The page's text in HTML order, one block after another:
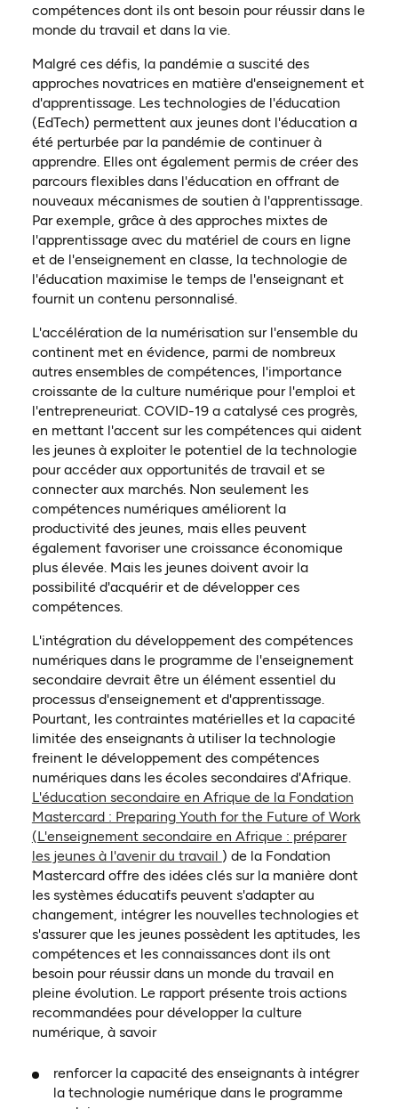
compétences dont ils ont besoin pour réussir dans le
monde du travail et dans la vie.
Malgré ces défis, la pandémie a suscité des
approches novatrices en matière d'enseignement et
d'apprentissage. Les technologies de l'éducation
(EdTech) permettent aux jeunes dont l'éducation a
été perturbée par la pandémie de continuer à
apprendre. Elles ont également permis de créer des
parcours flexibles dans l'éducation en offrant de
nouveaux mécanismes de soutien à l'apprentissage.
Par exemple, grâce à des approches mixtes de
l'apprentissage avec du matériel de cours en ligne
et de l'enseignement en classe, la technologie de
l'éducation maximise le temps de l'enseignant et
fournit un contenu personnalisé.
L'accélération de la numérisation sur l'ensemble du
continent met en évidence, parmi de nombreux
autres ensembles de compétences, l'importance
croissante de la culture numérique pour l'emploi et
l'entrepreneuriat. COVID-19 a catalysé ces progrès,
en mettant l'accent sur les compétences qui aident
les jeunes à exploiter le potentiel de la technologie
pour accéder aux opportunités de travail et se
connecter aux marchés. Non seulement les
compétences numériques améliorent la
productivité des jeunes, mais elles peuvent
également favoriser une croissance économique
plus élevée. Mais les jeunes doivent avoir la
possibilité d'acquérir et de développer ces
compétences.
L'intégration du développement des compétences
numériques dans le programme de l'enseignement
secondaire devrait être un élément essentiel du
processus d'enseignement et d'apprentissage.
Pourtant, les contraintes matérielles et la capacité
limitée des enseignants à utiliser la technologie
freinent le développement des compétences
numériques dans les écoles secondaires d'Afrique.
L'éducation secondaire en Afrique de la Fondation
Mastercard : Preparing Youth for the Future of Work
(L'enseignement secondaire en Afrique : préparer
les jeunes à l'avenir du travail ) de la Fondation
Mastercard offre des idées clés sur la manière dont
les systèmes éducatifs peuvent s'adapter au
changement, intégrer les nouvelles technologies et
s'assurer que les jeunes possèdent les aptitudes, les
compétences et les connaissances dont ils ont
besoin pour réussir dans un monde du travail en
pleine évolution. Le rapport présente trois actions
recommandées pour développer la culture
numérique, à savoir
renforcer la capacité des enseignants à intégrer
la technologie numérique dans le programme